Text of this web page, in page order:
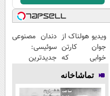
ویدیو هولناک از
جوان کارتن
خوابی که
میلیاردر شد.
آموزش رایگان
دندان مصنوعی
سوئیسی:
جدیدترین
پرداخت قسطی
تماشاخانه